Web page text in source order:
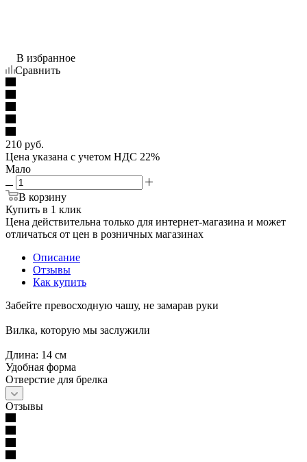
В избранное
Сравнить
210 руб.
Цена указана с учетом НДС 22%
Мало
В корзину
Купить в 1 клик
Цена действительна только для интернет-магазина и может
отличаться от цен в розничных магазинах
Описание
Отзывы
Как купить
Забейте превосходную чашу, не замарав руки
Вилка, которую мы заслужили
Длина: 14 см
Удобная форма
Отверстие для брелка
Отзывы